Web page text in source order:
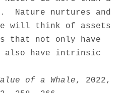
Nature nurtures and
will think of assets
that not only have
also have intrinsic
of a Whale, 2022,